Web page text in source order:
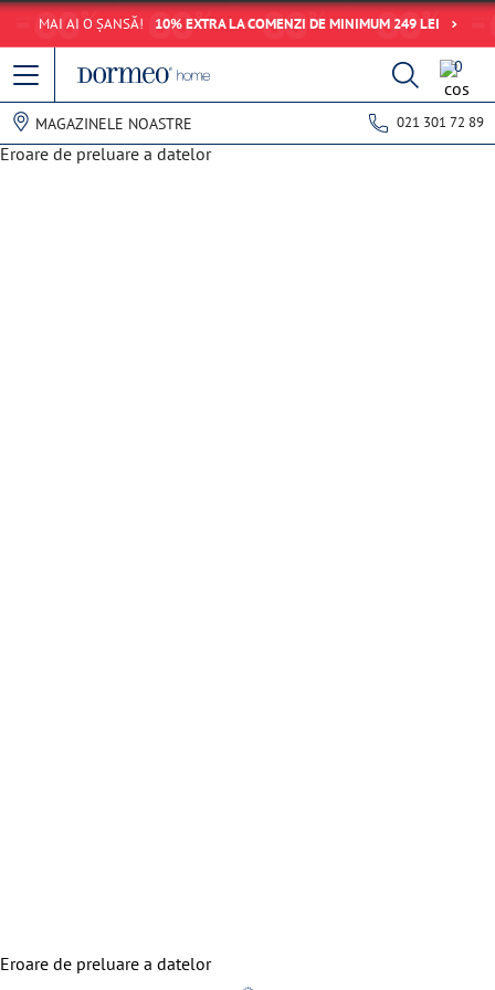
MAI AI O ȘANSĂ! 10% EXTRA LA COMENZI DE MINIMUM 249 LEI
0
MAGAZINELE NOASTRE 021 301 72 89
Eroare de preluare a datelor
Eroare de preluare a datelor